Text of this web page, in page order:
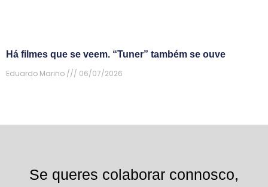
Há filmes que se veem. “Tuner” também se ouve
Eduardo Marino
06/07/2026
Se queres colaborar connosco,